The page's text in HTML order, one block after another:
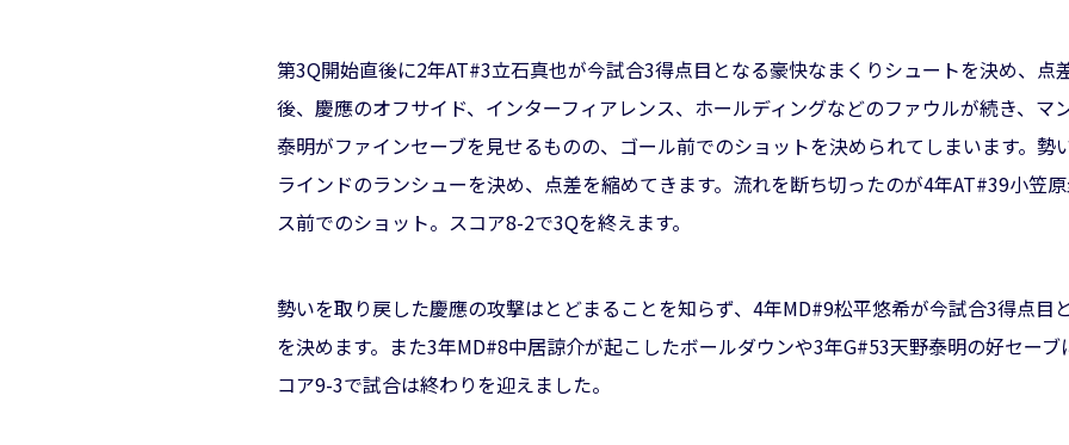
第3Q開始直後に2年AT#3立石真也が今試合3得点目となる豪快なまくりシュートを決め、点
後、慶應のオフサイド、インターフィアレンス、ホールディングなどのファウルが続き、マ
泰明がファインセーブを見せるものの、ゴール前でのショットを決められてしまいます。勢
ラインドのランシューを決め、点差を縮めてきます。流れを断ち切ったのが4年AT#39小笠
ス前でのショット。スコア8-2で3Qを終えます。
勢いを取り戻した慶應の攻撃はとどまることを知らず、4年MD#9松平悠希が今試合3得点目
を決めます。また3年MD#8中居諒介が起こしたボールダウンや3年G#53天野泰明の好セー
コア9-3で試合は終わりを迎えました。